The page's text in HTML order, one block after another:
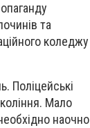
та
коледжу
Поліцейські
Мало
наочно